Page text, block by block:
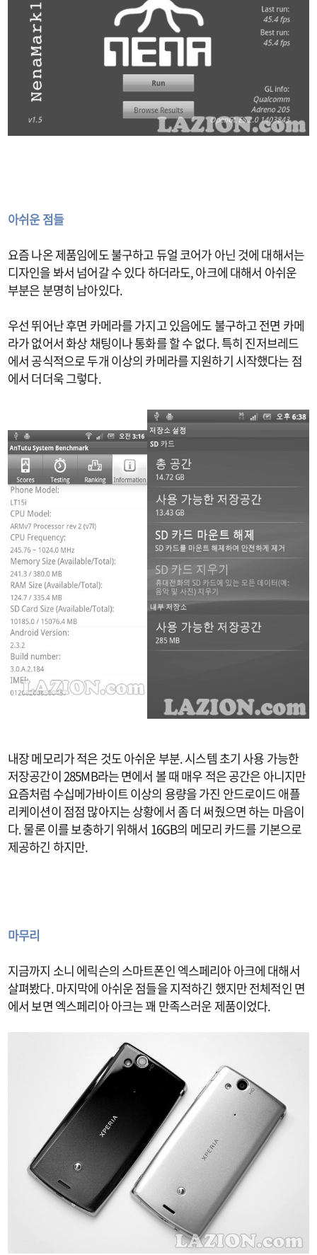
아쉬운 점들
요즘 나온 제품임에도 불구하고 듀얼 코어가 아닌 것에 대해서는
디자인을 봐서 넘어갈 수 있다 하더라도, 아크에 대해서 아쉬운
부분은 분명히 남아있다.
우선 뛰어난 후면 카메라를 가지고 있음에도 불구하고 전면 카메
라가 없어서 화상 채팅이나 통화를 할 수 없다. 특히 진저브레드
에서 공식적으로 두개 이상의 카메라를 지원하기 시작했다는 점
에서 더더욱 그렇다.
내장 메모리가 적은 것도 아쉬운 부분. 시스템 초기 사용 가능한
저장공간이 285MB라는 면에서 볼 때 매우 적은 공간은 아니지만
요즘처럼 수십메가바이트 이상의 용량을 가진 안드로이드 애플
리케이션이 점점 많아지는 상황에서 좀 더 써줬으면 하는 마음이
다. 물론 이를 보충하기 위해서 16GB의 메모리 카드를 기본으로
제공하긴 하지만.
마무리
지금까지 소니 에릭슨의 스마트폰인 엑스페리아 아크에 대해서
살펴봤다. 마지막에 아쉬운 점들을 지적하긴 했지만 전체적인 면
에서 보면 엑스페리아 아크는 꽤 만족스러운 제품이었다.